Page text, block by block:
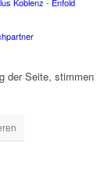
der Seite, stimmen